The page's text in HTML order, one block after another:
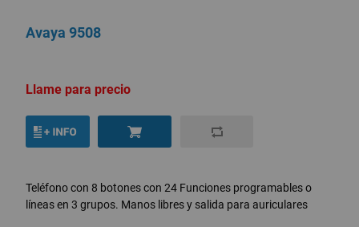
Avaya 9508
Llame para precio
Teléfono con 8 botones con 24 Funciones programables o
líneas en 3 grupos. Manos libres y salida para auriculares